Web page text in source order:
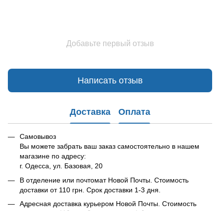
Добавьте первый отзыв
Написать отзыв
Доставка Оплата
Самовывоз
Вы можете забрать ваш заказ самостоятельно в нашем
магазине по адресу:
г. Одесса, ул. Базовая, 20
В отделение или почтомат Новой Почты. Стоимость
доставки от 110 грн. Срок доставки 1-3 дня.
Адресная доставка курьером Новой Почты. Стоимость